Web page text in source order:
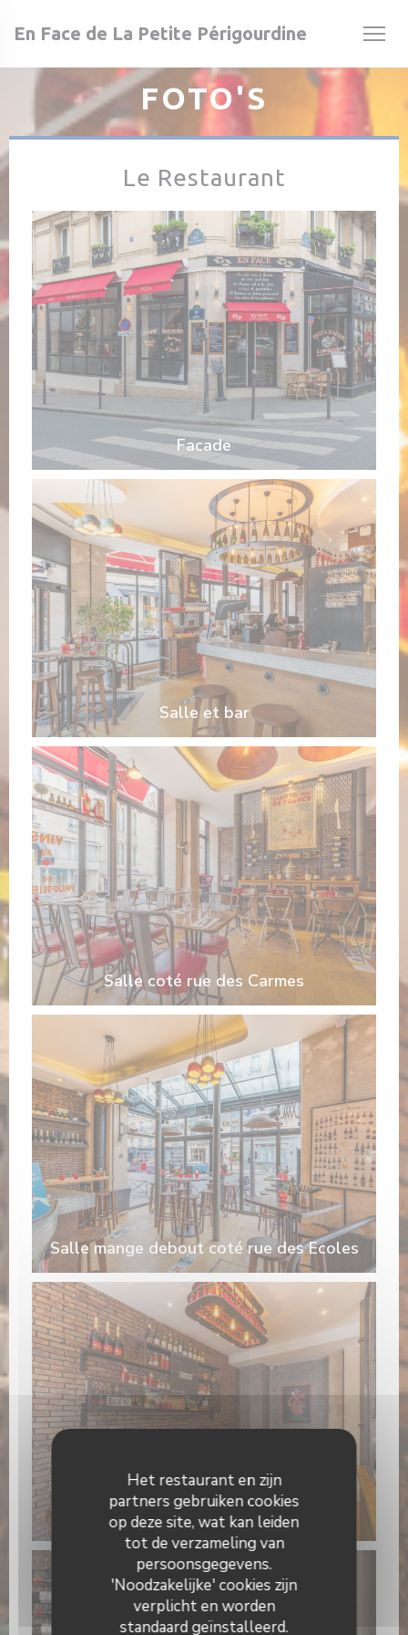
Het restaurant en zijn
partners gebruiken cookies
op deze site, wat kan leiden
tot de verzameling van
persoonsgegevens.
'Noodzakelijke' cookies zijn
verplicht en worden
standaard geïnstalleerd.
En Face de La Petite Périgourdine
FOTO'S
Le Restaurant
Facade
Salle et bar
Salle coté rue des Carmes
Salle mange debout coté rue des Ecoles
La grande table du fond